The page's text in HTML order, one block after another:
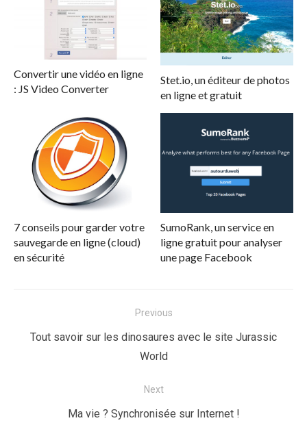
Convertir une vidéo en ligne
: JS Video Converter
Stet.io, un éditeur de photos
en ligne et gratuit
7 conseils pour garder votre
sauvegarde en ligne (cloud)
en sécurité
SumoRank, un service en
ligne gratuit pour analyser
une page Facebook
de
Previous
Previous
Tout savoir sur les dinosaures avec le site Jurassic
World
Next
Next
Ma vie ? Synchronisée sur Internet !